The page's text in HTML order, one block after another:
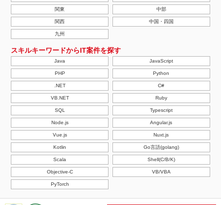
関東 中部
関西 中国・四国
九州
スキルキーワードからIT案件を探す
Java JavaScript
PHP Python
.NET C#
VB.NET Ruby
SQL Typescript
Node.js Angular.js
Vue.js Nuxt.js
Kotlin Go言語(golang)
Scala Shell(C/B/K)
Objective-C VB/VBA
PyTorch